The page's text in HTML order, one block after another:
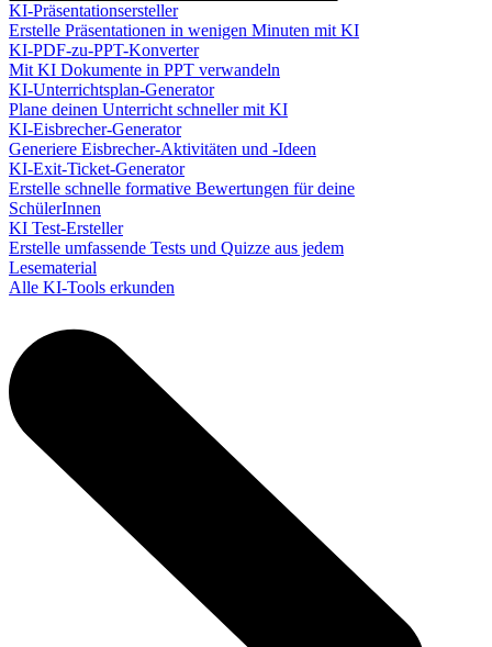
KI-Präsentationsersteller
Erstelle Präsentationen in wenigen Minuten mit KI
KI-PDF-zu-PPT-Konverter
Mit KI Dokumente in PPT verwandeln
KI-Unterrichtsplan-Generator
Plane deinen Unterricht schneller mit KI
KI-Eisbrecher-Generator
Generiere Eisbrecher-Aktivitäten und -Ideen
KI-Exit-Ticket-Generator
Erstelle schnelle formative Bewertungen für deine
SchülerInnen
KI Test-Ersteller
Erstelle umfassende Tests und Quizze aus jedem
Lesematerial
Alle KI-Tools erkunden